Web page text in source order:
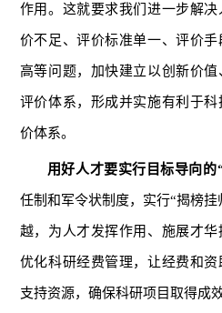
作用。这就要求我们进一步解
价不足、评价标准单一、评价
高等问题，加快建立以创新价
评价体系，形成并实施有利于
价体系。
用好人才要实行目标导向的
任制和军令状制度，实行“揭榜
越，为人才发挥作用、施展才
优化科研经费管理，让经费和
支持资源，确保科研项目取得成效